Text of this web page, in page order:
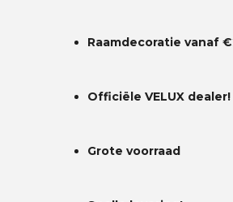
Raamdecoratie vanaf
Officiële VELUX dealer!
Grote voorraad